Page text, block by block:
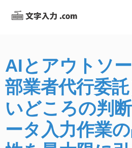
AIとアウトソ
部業者代行委
いどころの判
ータ入力作業